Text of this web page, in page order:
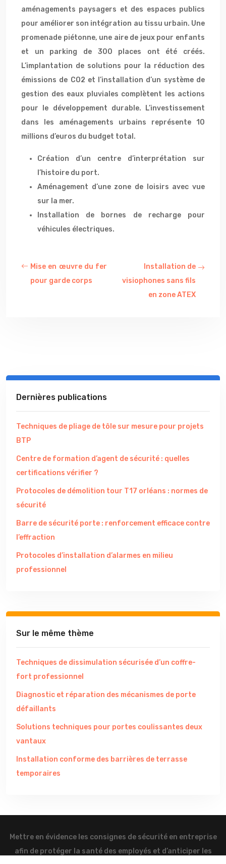
aménagements paysagers et des espaces publics
pour améliorer son intégration au tissu urbain. Une
promenade piétonne, une aire de jeux pour enfants
et un parking de 300 places ont été créés.
L’implantation de solutions pour la réduction des
émissions de CO2 et l’installation d’un système de
gestion des eaux pluviales complètent les actions
pour le développement durable. L’investissement
dans les aménagements urbains représente 10
millions d’euros du budget total.
Création d’un centre d’interprétation sur
l’histoire du port.
Aménagement d’une zone de loisirs avec vue
sur la mer.
Installation de bornes de recharge pour
véhicules électriques.
Mise en œuvre du fer
pour garde corps
Installation de
visiophones sans fils
en zone ATEX
Dernières publications
Techniques de pliage de tôle sur mesure pour projets
BTP
Centre de formation d’agent de sécurité : quelles
certifications vérifier ?
Protocoles de démolition tour T17 orléans : normes de
sécurité
Barre de sécurité porte : renforcement efficace contre
l’effraction
Protocoles d’installation d’alarmes en milieu
professionnel
Sur le même thème
Techniques de dissimulation sécurisée d’un coffre-
fort professionnel
Diagnostic et réparation des mécanismes de porte
défaillants
Solutions techniques pour portes coulissantes deux
vantaux
Installation conforme des barrières de terrasse
temporaires
Mettre en évidence les consignes de sécurité en entreprise
afin de protéger la santé des employés et d’anticiper les